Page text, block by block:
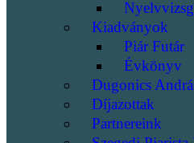
Kiadványok
Piár Futár
Évkönyv
Dugonics
Díjazottak
Partnereink